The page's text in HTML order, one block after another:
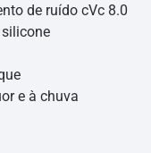
de ruído cVc 8.0
e à chuva